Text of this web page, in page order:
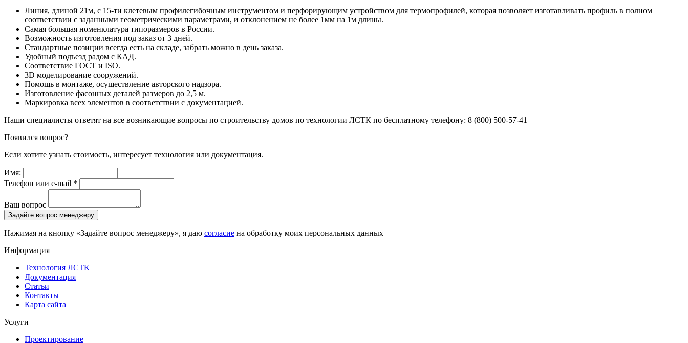
Линия, длиной 21м, с 15-ти клетевым профилегибочным инструментом и перфорирующим устройством для термопрофилей, которая позволяет изготавливать профиль в полном
соответствии с заданными геометрическими параметрами, и отклонением не более 1мм на 1м длины.
Самая большая номенклатура типоразмеров в России.
Возможность изготовления под заказ от 3 дней.
Стандартные позиции всегда есть на складе, забрать можно в день заказа.
Удобный подъезд радом с КАД.
Соответствие ГОСТ и ISO.
3D моделирование сооружений.
Помощь в монтаже, осуществление авторского надзора.
Изготовление фасонных деталей размеров до 2,5 м.
Маркировка всех элементов в соответствии с документацией.
Наши специалисты ответят на все возникающие вопросы по строительству домов по технологии ЛСТК по бесплатному телефону: 8 (800) 500-57-41
Появился вопрос?
Если хотите узнать стоимость, интересует технология или документация.
Имя:
Телефон или e-mail *
Ваш вопрос
Задайте вопрос менеджеру
Нажимая на кнопку «Задайте вопрос менеджеру», я даю согласие на обработку моих персональных данных
Информация
Технология ЛСТК
Документация
Статьи
Контакты
Карта сайта
Услуги
Проектирование